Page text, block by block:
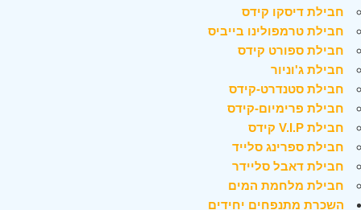
חבילת דיסקו קידס
חבילת טרמפולינו בייביס
חבילת ספורט קידס
חבילת ג'וניור
חבילת סטנדרט-קידס
חבילת פרימיום-קידס
חבילת V.I.P קידס
חבילת ספרינג סלייד
חבילת דאבל סליידר
חבילת מלחמת המים
השכרת מתנפחים יחידים